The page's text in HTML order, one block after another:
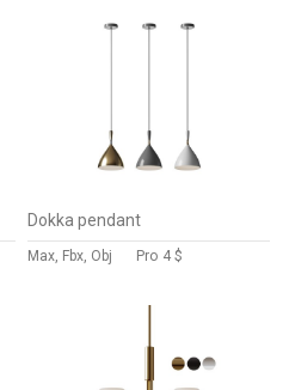
Dokka pendant
Max, Fbx, Obj Pro 4 $